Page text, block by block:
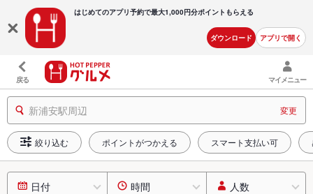
はじめてのアプリ予約で最大1,000円分ポイントもらえる
ダウンロード アプリで開く
戻る マイメニュー
新浦安駅周辺 変更
絞り込む ポイントがつかえる スマート支払い可
日付 時間 人数